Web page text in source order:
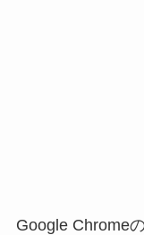
Google Chrome